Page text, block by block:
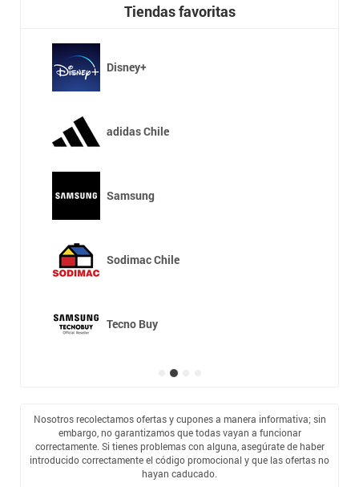
Tiendas favoritas
Disney+
adidas Chile
Samsung
Sodimac Chile
Tecno Buy
Nosotros recolectamos ofertas y cupones a manera informativa; sin
embargo, no garantizamos que todas vayan a funcionar
correctamente. Si tienes problemas con alguna, asegúrate de haber
introducido correctamente el código promocional y que las ofertas no
hayan caducado.